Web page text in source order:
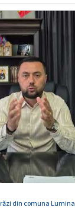
din comuna Lumina